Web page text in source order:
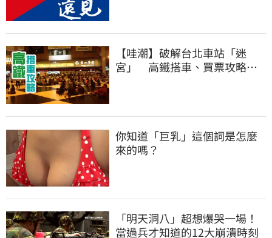
【哇潮】破解台北車站「迷
宮」 高鐵搭車、買票攻略就
你知道「巨乳」這個詞是怎麼
來的嗎？
「明天洞八」超想爆哭一場！
當過兵才知道的12大崩潰時刻